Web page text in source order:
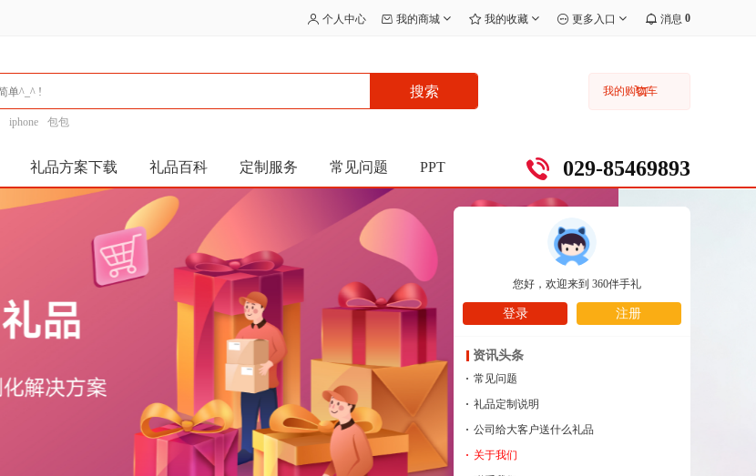
个人中心 我的商城 我的收藏 更多入口 消息 0
搜索
iphone 包包
我的购物车
礼品方案下载 礼品百科 定制服务 常见问题 PPT 029-85469893
您好，欢迎来到 360伴手礼
登录 注册
资讯头条
· 常见问题
· 礼品定制说明
· 公司给大客户送什么礼品
· 关于我们